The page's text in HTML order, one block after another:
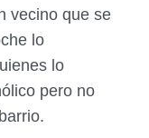
vecino que se
lo
lo
pero no